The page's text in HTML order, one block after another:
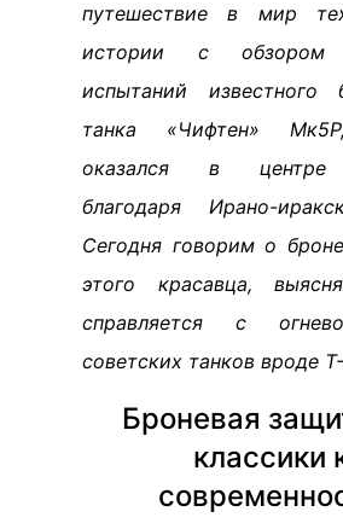
путешествие в мир
истории с обзором
испытаний известного
танка «Чифтен»
оказался в центре
благодаря Ирано-
Сегодня говорим о
этого красавца,
справляется с
советских танков вроде
Броневая
классики